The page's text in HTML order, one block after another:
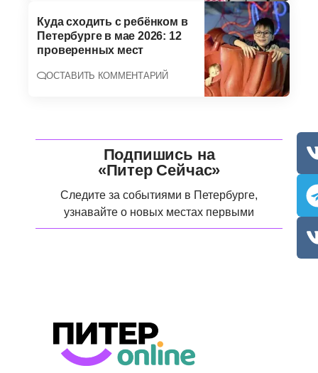
Куда сходить с ребёнком в
Петербурге в мае 2026: 12
проверенных мест
ОСТАВИТЬ КОММЕНТАРИЙ
Подпишись на
«Питер Сейчас»
Следите за событиями в Петербурге,
узнавайте о новых местах первыми